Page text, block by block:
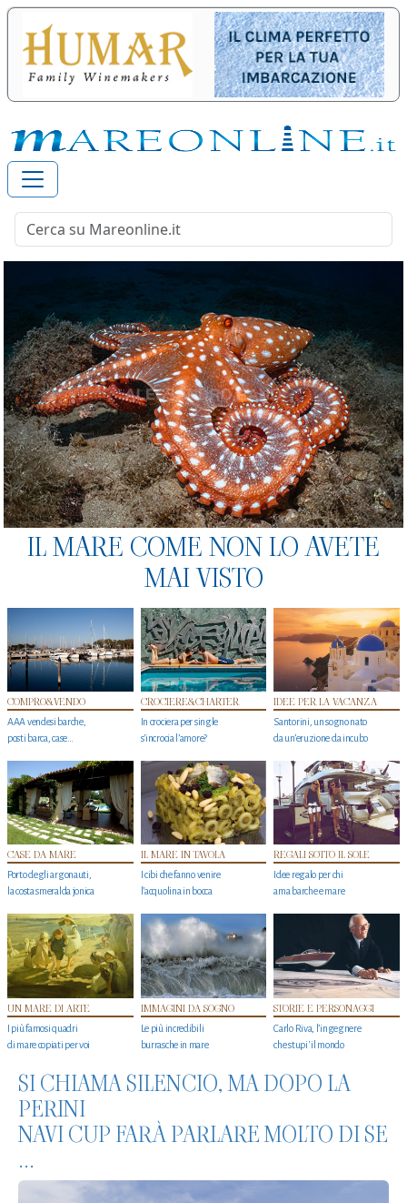
IL MARE COME NON LO AVETE
MAI VISTO
COMPRO&VENDO
AAA vendesi barche,
posti barca, case…
CROCIERE&CHARTER
In crociera per single
s'incrocia l’amore?
IDEE PER LA VACANZA
Santorini, un sogno nato
da un’eruzione da incubo
CASE DA MARE
Porto degli argonauti,
la costa smeralda jonica
IL MARE IN TAVOLA
I cibi che fanno venire
l’acquolina in bocca
REGALI SOTTO IL SOLE
Idee regalo per chi
ama barche e mare
UN MARE DI ARTE
I più famosi quadri
di mare copiati per voi
IMMAGINI DA SOGNO
Le più incredibili
burrasche in mare
STORIE E PERSONAGGI
Carlo Riva, l’ingegnere
che stupi' il mondo
SI CHIAMA SILENCIO, MA DOPO LA
PERINI
NAVI CUP FARÀ PARLARE MOLTO DI SE
...